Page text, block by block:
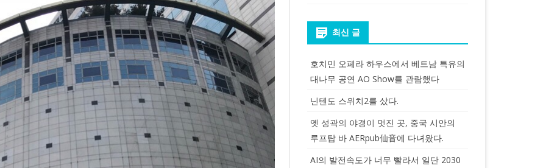
최신 글
호치민 오페라 하우스에서 베트남 특유의
대나무 공연 AO Show를 관람했다
닌텐도 스위치2를 샀다.
옛 성곽의 야경이 멋진 곳, 중국 시안의
루프탑 바 AERpub仙音에 다녀왔다.
AI의 발전속도가 너무 빨라서 일단 2030